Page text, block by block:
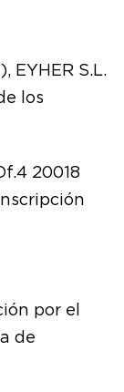
EYHER S.L.
los
20018
por el
de